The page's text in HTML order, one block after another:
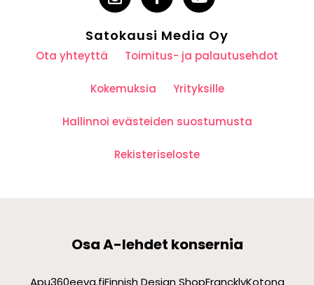
Satokausi Media Oy
Ota yhteyttä Toimitus- ja palautusehdot
Kokemuksia Yrityksille
Hallinnoi evästeiden suostumusta
Rekisteriseloste
Osa A-lehdet konsernia
Apu360eeva.fiFinnish Design ShopFrancklyKotona